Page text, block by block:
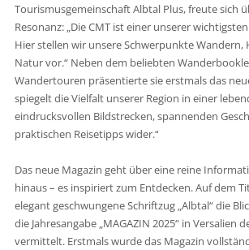
Tourismusgemeinschaft Albtal Plus, freute sich
Resonanz: „Die CMT ist einer unserer
Hier stellen wir unsere Schwerpunkte Wandern,
Natur vor.“ Neben dem beliebten
Wandertouren präsentierte sie erstmals das
spiegelt die Vielfalt unserer Region in einer
eindrucksvollen Bildstrecken, spannenden
praktischen Reisetipps wider.“
Das neue Magazin geht über eine reine
hinaus – es inspiriert zum Entdecken. Auf dem
elegant geschwungene Schriftzug „Albtal“ die
die Jahresangabe „MAGAZIN 2025“ in Versalien
vermittelt. Erstmals wurde das Magazin